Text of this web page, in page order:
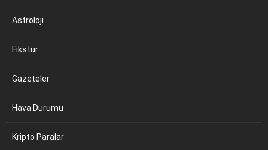
Astroloji
Fikstür
Gazeteler
Hava Durumu
Kripto Paralar